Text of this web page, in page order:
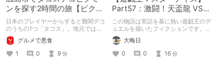
ンを探す2時間の旅【ピクミ
ンブルーム / Pikmin
Bloom】
日本のプレイヤーからすると難関デコ
のうちの1つ「タコス」。地元では見
つけられなかった男が広島で探す旅を
お送りします。ねくすと5月のテーマ
「お出かけの記録」。
グルメで悪食
1
0 9 分
Part57：激闘！天盃龍 VS
千年D【架空デュエル】
この物語は実話を基に熱い遊戯王のデ
ュエルを描いたフィクションです。
（自分用メモ：2025-05-14）
大晦日
0
0 16 分